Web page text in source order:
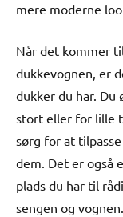
mere moderne
Når det kommer
dukkevognen, er
dukker du har. Du
stort eller for lille
sørg for at
dem. Det er også
plads du har til
sengen og